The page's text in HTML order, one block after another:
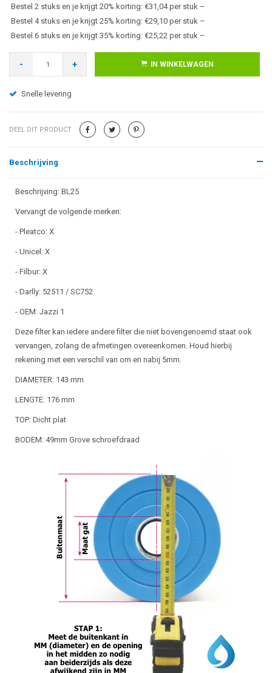
Bestel 2 stuks en je krijgt 20% korting: €31,04 per stuk –
Bestel 4 stuks en je krijgt 25% korting: €29,10 per stuk –
Bestel 6 stuks en je krijgt 35% korting: €25,22 per stuk –
- + IN WINKELWAGEN
Snelle levering
DEEL DIT PRODUCT
Beschrijving
Beschrijving: BL25
Vervangt de volgende merken:
- Pleatco: X
- Unicel: X
- Filbur: X
- Darlly: 52511 / SC752
- OEM: Jazzi 1
Deze filter kan iedere andere filter die niet bovengenoemd staat ook
vervangen, zolang de afmetingen overeenkomen. Houd hierbij
rekening met een verschil van om en nabij 5mm.
DIAMETER: 143 mm
LENGTE: 176 mm
TOP: Dicht plat
BODEM: 49mm Grove schroefdraad